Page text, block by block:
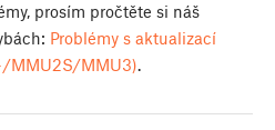
prosím pročtěte si náš
Problémy s aktualizací
MMU2S/MMU3).